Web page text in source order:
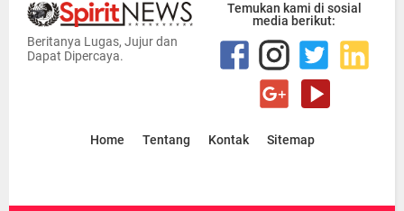
Beritanya Lugas, Jujur dan
Dapat Dipercaya.
Temukan kami di sosial
media berikut:
Home Tentang Kontak Sitemap